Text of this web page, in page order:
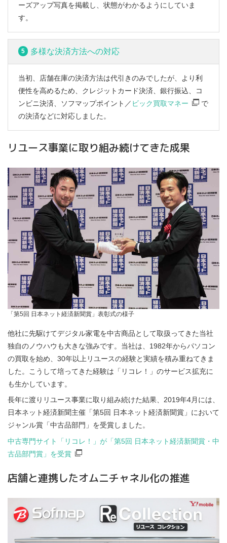
ーズアップ写真を掲載し、状態がわかるようにしていま
す。
5 多様な決済方法への対応
当初、店舗在庫の決済方法は代引きのみでしたが、より利
便性を高めるため、クレジットカード決済、銀行振込、コ
ンビニ決済、ソフマップポイント／ ビック買取マネー
で
の決済などに対応しました。
リユース事業に取り組み続けてきた成果
「第5回 日本ネット経済新聞賞」表彰式の様子
他社に先駆けてデジタル家電を中古商品として取扱ってきた当社
独自のノウハウも大きな強みです。当社は、1982年からパソコン
の買取を始め、30年以上リユースの経験と実績を積み重ねてきま
した。こうして培ってきた経験は「リコレ！」のサービス拡充に
も生かしています。
長年に渡りリユース事業に取り組み続けた結果、2019年4月には、
日本ネット経済新聞主催「第5回 日本ネット経済新聞賞」において
ジャンル賞「中古品部門」を受賞しました。
中古専門サイト「リコレ！」が「第5回 日本ネット経済新聞賞・中
古品部門賞」を受賞
店舗と連携したオムニチャネル化の推進